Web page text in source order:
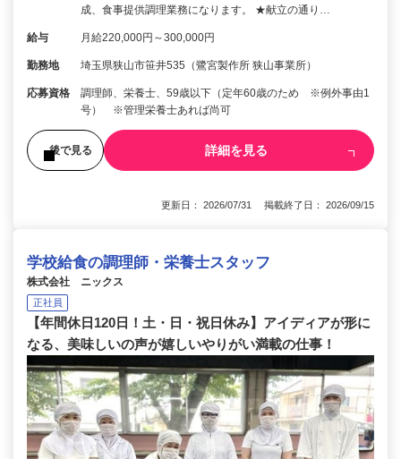
成、食事提供調理業務になります。 ★献立の通り…
給与 月給220,000円～300,000円
勤務地 埼玉県狭山市笹井535（鷺宮製作所 狭山事業所）
応募資格
調理師、栄養士、59歳以下（定年60歳のため ※例外事由1
号） ※管理栄養士あれば尚可
後で見る 詳細を見る
更新日： 2026/07/31 掲載終了日： 2026/09/15
学校給食の調理師・栄養士スタッフ
株式会社 ニックス
正社員
【年間休日120日！土・日・祝日休み】アイディアが形に
なる、美味しいの声が嬉しいやりがい満載の仕事！